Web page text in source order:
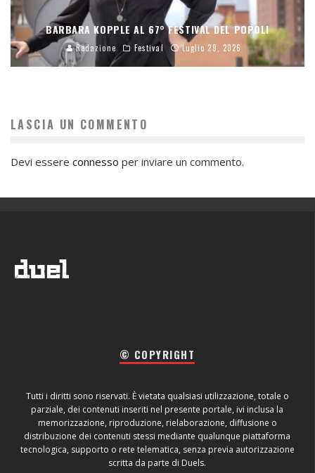
BARBARA KOPPLE AL 67° FESTIVAL DEL POPOLI
Redazione Festival Luglio 29, 2026
LASCIA UN COMMENTO
Devi essere connesso per inviare un commento.
© COPYRIGHT
Tutti i diritti sono riservati. È vietata qualsiasi utilizzazione, totale o
parziale, dei contenuti inseriti nel presente portale, ivi inclusa la
memorizzazione, riproduzione, rielaborazione, diffusione o
distribuzione dei contenuti stessi mediante qualunque piattaforma
tecnologica, supporto o rete telematica, senza previa autorizzazione
scritta da parte di Duels.